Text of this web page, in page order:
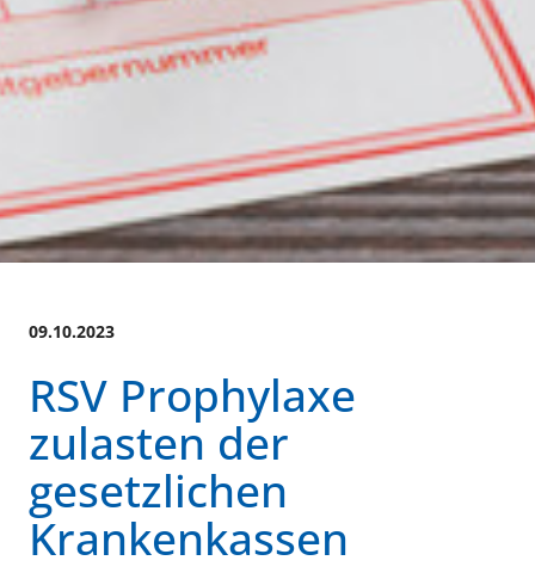
09.10.2023
RSV Prophylaxe
zulasten der
gesetzlichen
Krankenkassen